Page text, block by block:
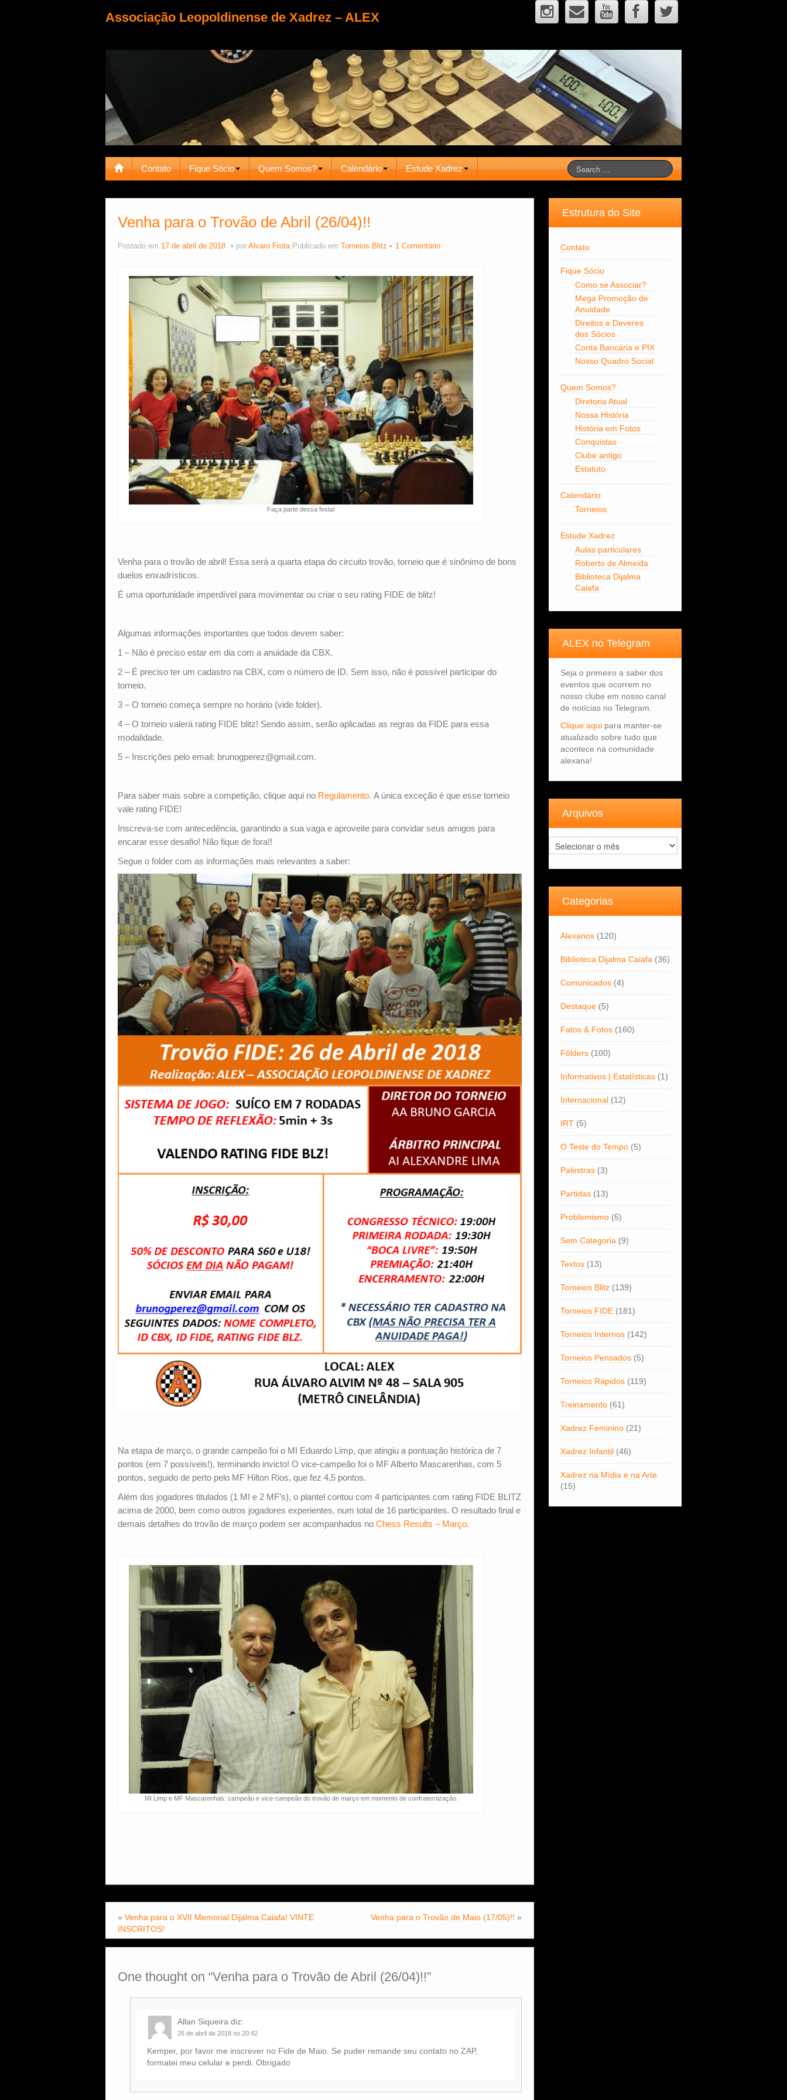
Associação Leopoldinense de Xadrez – ALEX
Contato Fique Sócio Quem Somos? Calendário Estude Xadrez
Venha para o Trovão de Abril (26/04)!!
Postado em 17 de abril de 2018 por Alvaro Frota Publicado em Torneios Blitz 1 Comentário
Faça parte dessa festa!
Venha para o trovão de abril! Essa será a quarta etapa do circuito trovão, torneio que é sinônimo de bons
duelos enxadrísticos.
É uma oportunidade imperdível para movimentar ou criar o seu rating FIDE de blitz!
Algumas informações importantes que todos devem saber:
1 – Não é preciso estar em dia com a anuidade da CBX.
2 – É preciso ter um cadastro na CBX, com o número de ID. Sem isso, não é possível participar do
torneio.
3 – O torneio começa sempre no horário (vide folder).
4 – O torneio valerá rating FIDE blitz! Sendo assim, serão aplicadas as regras da FIDE para essa
modalidade.
5 – Inscrições pelo email: brunogperez@gmail.com.
Para saber mais sobre a competição, clique aqui no Regulamento. A única exceção é que esse torneio
vale rating FIDE!
Inscreva-se com antecedência, garantindo a sua vaga e aproveite para convidar seus amigos para
encarar esse desafio! Não fique de fora!!
Segue o folder com as informações mais relevantes a saber:
Na etapa de março, o grande campeão foi o MI Eduardo Limp, que atingiu a pontuação histórica de 7
pontos (em 7 possíveis!), terminando invicto! O vice-campeão foi o MF Alberto Mascarenhas, com 5
pontos, seguido de perto pelo MF Hilton Rios, que fez 4,5 pontos.
Além dos jogadores titulados (1 MI e 2 MF’s), o plantel contou com 4 participantes com rating FIDE BLITZ
acima de 2000, bem como outros jogadores experientes, num total de 16 participantes. O resultado final e
demais detalhes do trovão de março podem ser acompanhados no Chess Results – Março.
MI Limp e MF Mascarenhas: campeão e vice-campeão do trovão de março em momento de confraternização.
« Venha para o XVII Memorial Dijalma Caiafa! VINTE
INSCRITOS!
Venha para o Trovão de Maio (17/05)!! »
One thought on “Venha para o Trovão de Abril (26/04)!!”
Allan Siqueira diz:
26 de abril de 2018 no 20:42
Kemper, por favor me inscrever no Fide de Maio. Se puder remande seu contato no ZAP,
formatei meu celular e perdi. Obrigado
Estrutura do Site
Contato
Fique Sócio
Como se Associar?
Mega Promoção de
Anuidade
Direitos e Deveres
dos Sócios
Conta Bancária e PIX
Nosso Quadro Social
Quem Somos?
Diretoria Atual
Nossa História
História em Fotos
Conquistas
Clube antigo
Estatuto
Calendário
Torneios
Estude Xadrez
Aulas particulares
Roberto de Almeida
Biblioteca Dijalma
Caiafa
ALEX no Telegram
Seja o primeiro a saber dos
eventos que ocorrem no
nosso clube em nosso canal
de notícias no Telegram.
Clique aquipara manter-se
atualizado sobre tudo que
acontece na comunidade
alexana!
Arquivos
Arquivos
Categorias
Alexanos(120)
Biblioteca Dijalma Caiafa(36)
Comunicados(4)
Destaque(5)
Fatos & Fotos(160)
Fôlders(100)
Informativos | Estatísticas(1)
Internacional(12)
IRT(5)
O Teste do Tempo(5)
Palestras(3)
Partidas(13)
Problemismo(5)
Sem Categoria(9)
Textos(13)
Torneios Blitz(139)
Torneios FIDE(181)
Torneios Internos(142)
Torneios Pensados(5)
Torneios Rápidos(119)
Treinamento(61)
Xadrez Feminino(21)
Xadrez Infantil(46)
Xadrez na Mídia e na Arte
(15)